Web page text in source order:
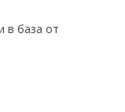
в база от